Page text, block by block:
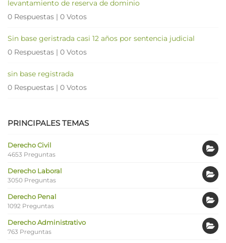
levantamiento de reserva de dominio
0 Respuestas | 0 Votos
Sin base geristrada casi 12 años por sentencia judicial
0 Respuestas | 0 Votos
sin base registrada
0 Respuestas | 0 Votos
PRINCIPALES TEMAS
Derecho Civil
4653 Preguntas
Derecho Laboral
3050 Preguntas
Derecho Penal
1092 Preguntas
Derecho Administrativo
763 Preguntas